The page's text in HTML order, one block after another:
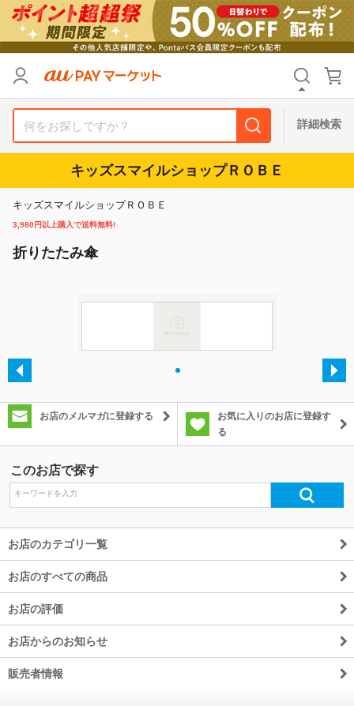
詳細検索
キッズスマイルショップＲＯＢＥ
キッズスマイルショップＲＯＢＥ
3,980円以上購入で送料無料!
折りたたみ傘
お店のメルマガに登録する
お気に入りのお店に登録す
る
このお店で探す
お店のカテゴリ一覧
お店のすべての商品
お店の評価
お店からのお知らせ
販売者情報
支払い方法
送料無料
Pontaパス特典対象すべて